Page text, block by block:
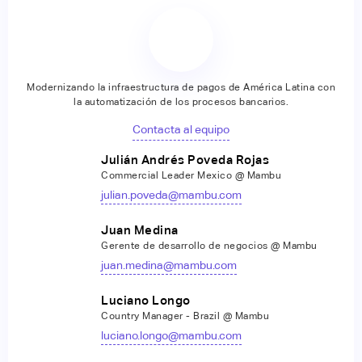
Modernizando la infraestructura de pagos de América Latina con
la automatización de los procesos bancarios.
Contacta al equipo
Julián Andrés Poveda Rojas
Commercial Leader Mexico @ Mambu
julian.poveda@mambu.com
Juan Medina
Gerente de desarrollo de negocios @ Mambu
juan.medina@mambu.com
Luciano Longo
Country Manager - Brazil @ Mambu
luciano.longo@mambu.com